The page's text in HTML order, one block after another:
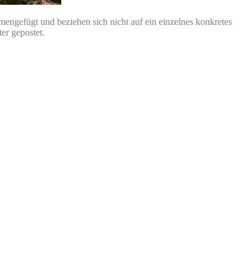
und beziehen sich nicht auf ein einzelnes konkretes
gepostet.